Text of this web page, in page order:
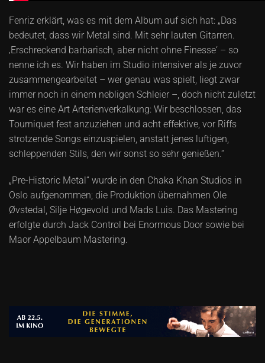
Fenriz erklärt, was es mit dem Album auf sich hat: „Das
bedeutet, dass wir Metal sind. Mit sehr lauten Gitarren.
‚Erschreckend barbarisch, aber nicht ohne Finesse‘ – so
nenne ich es. Wir haben im Studio intensiver als je zuvor
zusammengearbeitet – wer genau was spielt, liegt zwar
immer noch in einem nebligen Schleier –, doch nicht zuletzt
war es eine Art Arterienverkalkung: Wir beschlossen, das
Tourniquet fest anzuziehen und acht effektive, vor Riffs
strotzende Songs einzuspielen, anstatt jenes luftigen,
schleppenden Stils, den wir sonst so sehr genießen.“
„Pre-Historic Metal“ wurde in den Chaka Khan Studios in
Oslo aufgenommen; die Produktion übernahmen Ole
Øvstedal, Silje Høgevold und Mads Luis. Das Mastering
erfolgte durch Jack Control bei Enormous Door sowie bei
Maor Appelbaum Mastering.